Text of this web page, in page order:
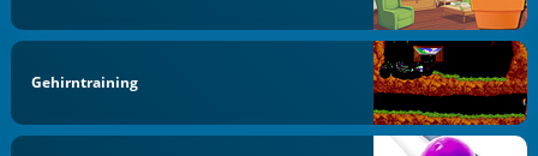
Gehirntraining